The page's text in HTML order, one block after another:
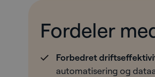
Fordeler
Forbedret
automatisering og